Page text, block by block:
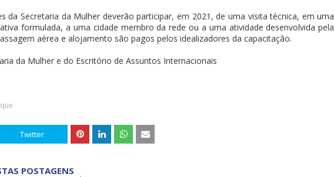
da Secretaria da Mulher deverão participar, em 2021, de uma visita técnica, em uma
formulada, a uma cidade membro da rede ou a uma atividade desenvolvida pela
aérea e alojamento são pagos pelos idealizadores da capacitação.
da Mulher e do Escritório de Assuntos Internacionais
Twitter
POSTAGENS